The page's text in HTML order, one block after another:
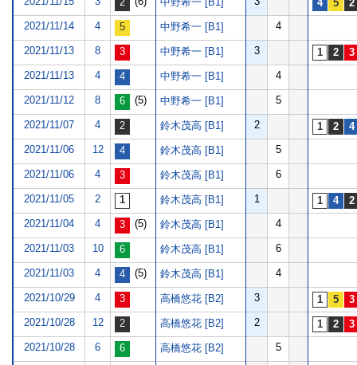
2021/11/14 4 中野希一 [B1] 4
2021/11/13 8 中野希一 [B1] 3
2021/11/13 4 中野希一 [B1] 4
2021/11/12 8 (5) 中野希一 [B1] 5
2021/11/07 4 鈴木茂高 [B1] 2
2021/11/06 12 鈴木茂高 [B1] 5
2021/11/06 4 鈴木茂高 [B1] 6
2021/11/05 2 鈴木茂高 [B1] 1
2021/11/04 4 (5) 鈴木茂高 [B1] 4
2021/11/03 10 鈴木茂高 [B1] 6
2021/11/03 4 (5) 鈴木茂高 [B1] 4
2021/10/29 4 高橋悠花 [B2] 3
2021/10/28 12 高橋悠花 [B2] 2
2021/10/28 6 高橋悠花 [B2] 5